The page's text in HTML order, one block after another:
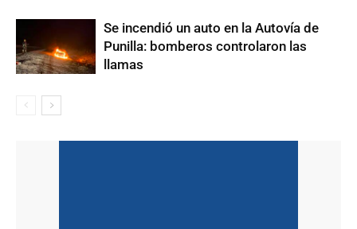
Se incendió un auto en la Autovía de
Punilla: bomberos controlaron las
llamas